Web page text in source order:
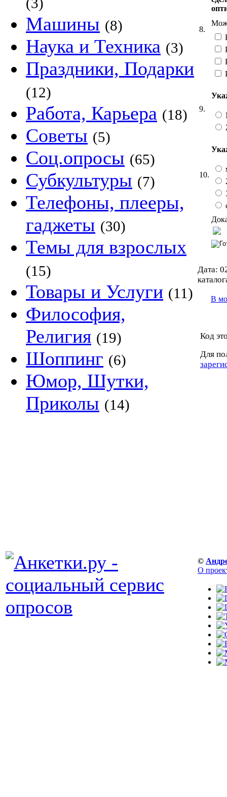
Машины (8)
Наука и Техника (3)
Праздники, Подарки
(12)
Работа, Карьера (18)
Советы (5)
Соц.опросы (65)
Субкультуры (7)
Телефоны, плееры,
гаджеты (30)
Темы для взрослых
(15)
Товары и Услуги (11)
Философия,
Религия (19)
Шоппинг (6)
Юмор, Шутки,
Приколы (14)
8.
9.
10.
Дата:
В
Код
Для
©
О